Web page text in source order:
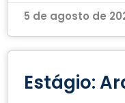
5 de agosto de
Estágio: